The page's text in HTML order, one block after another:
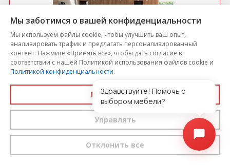
Кухонный уголок Призма страйп
32 085
Мы заботимся о вашей конфиденциальности
Мы используем файлы cookie, чтобы улучшить ваш опыт,
анализировать трафик и предлагать персонализированный
контент. Нажмите «Принять все», чтобы дать согласие в
соответствии с нашей Политикой использования файлов cookie и
Политикой конфиденциальности.
Принять все
Управлять
Отклонить все
Здравствуйте! Помочь с
выбором мебели?